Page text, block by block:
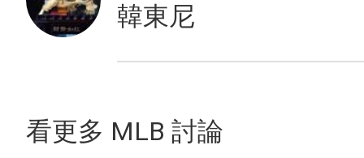
韓東尼
看更多 MLB 討論